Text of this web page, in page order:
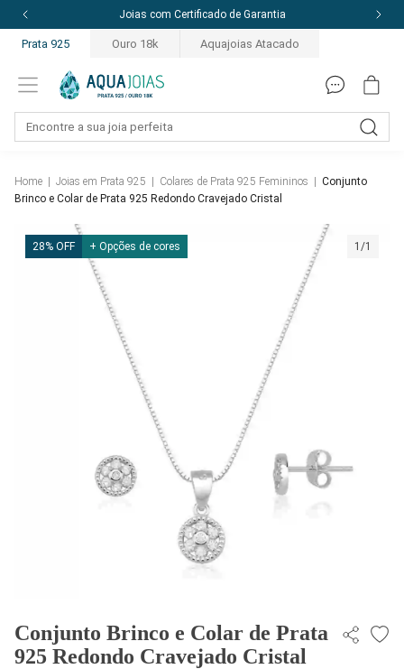
Joias com Certificado de Garantia
Prata 925 Ouro 18k Aquajoias Atacado
Home Joias em Prata 925 Colares de Prata 925 Femininos
Conjunto
Brinco e Colar de Prata 925 Redondo Cravejado Cristal
28% OFF + Opções de cores 1/1
Conjunto Brinco e Colar de Prata
925 Redondo Cravejado Cristal